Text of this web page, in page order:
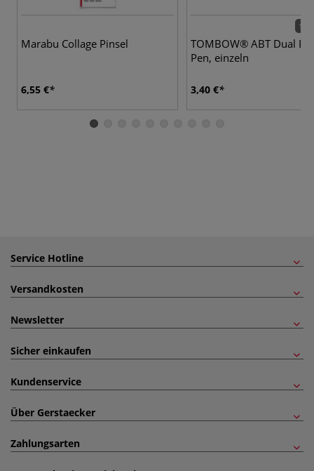
Marabu Collage Pinsel
6,55 €
108
TOMBOW® ABT Dual
Pen, einzeln
3,40 €
Service Hotline
Versandkosten
Newsletter
Sicher einkaufen
Kundenservice
Über Gerstaecker
Zahlungsarten